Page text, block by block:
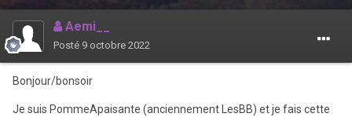
Aemi__
Posté 9 octobre 2022
Bonjour/bonsoir
Je suis PommeApaisante (anciennement LesBB) et je fais cette